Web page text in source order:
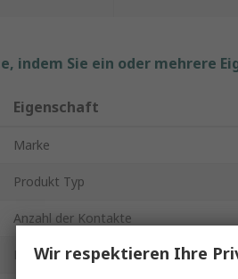
indem Sie ein oder mehrere
Eigenschaft
Marke
Produkt Typ
Anzahl der Kontakte
Montageart
Wir respektieren Ihre